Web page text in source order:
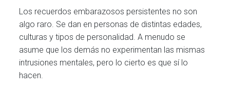
Los recuerdos embarazosos persistentes no son
algo raro. Se dan en personas de distintas edades,
culturas y tipos de personalidad. A menudo se
asume que los demás no experimentan las mismas
intrusiones mentales, pero lo cierto es que sí lo
hacen.